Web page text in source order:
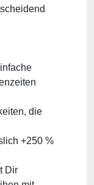
die
+250 %
Dir